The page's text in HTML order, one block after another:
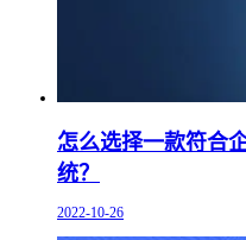
怎么选择一款符合
统？
2022-10-26